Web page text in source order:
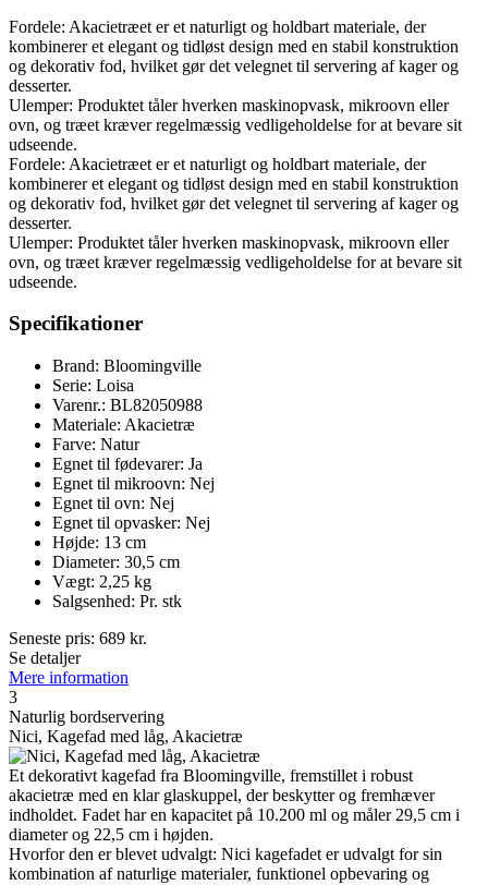
Fordele: Akacietræet er et naturligt og holdbart materiale, der
kombinerer et elegant og tidløst design med en stabil konstruktion
og dekorativ fod, hvilket gør det velegnet til servering af kager og
desserter.
Ulemper: Produktet tåler hverken maskinopvask, mikroovn eller
ovn, og træet kræver regelmæssig vedligeholdelse for at bevare sit
udseende.
Fordele: Akacietræet er et naturligt og holdbart materiale, der
kombinerer et elegant og tidløst design med en stabil konstruktion
og dekorativ fod, hvilket gør det velegnet til servering af kager og
desserter.
Ulemper: Produktet tåler hverken maskinopvask, mikroovn eller
ovn, og træet kræver regelmæssig vedligeholdelse for at bevare sit
udseende.
Specifikationer
Brand: Bloomingville
Serie: Loisa
Varenr.: BL82050988
Materiale: Akacietræ
Farve: Natur
Egnet til fødevarer: Ja
Egnet til mikroovn: Nej
Egnet til ovn: Nej
Egnet til opvasker: Nej
Højde: 13 cm
Diameter: 30,5 cm
Vægt: 2,25 kg
Salgsenhed: Pr. stk
Seneste pris: 689 kr.
Se detaljer
Mere information
3
Naturlig bordservering
Nici, Kagefad med låg, Akacietræ
Et dekorativt kagefad fra Bloomingville, fremstillet i robust
akacietræ med en klar glaskuppel, der beskytter og fremhæver
indholdet. Fadet har en kapacitet på 10.200 ml og måler 29,5 cm i
diameter og 22,5 cm i højden.
Hvorfor den er blevet udvalgt: Nici kagefadet er udvalgt for sin
kombination af naturlige materialer, funktionel opbevaring og